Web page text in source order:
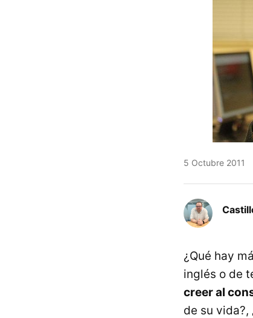
5 Octubre 2011
¿Qué hay
inglés o de
creer al
de su